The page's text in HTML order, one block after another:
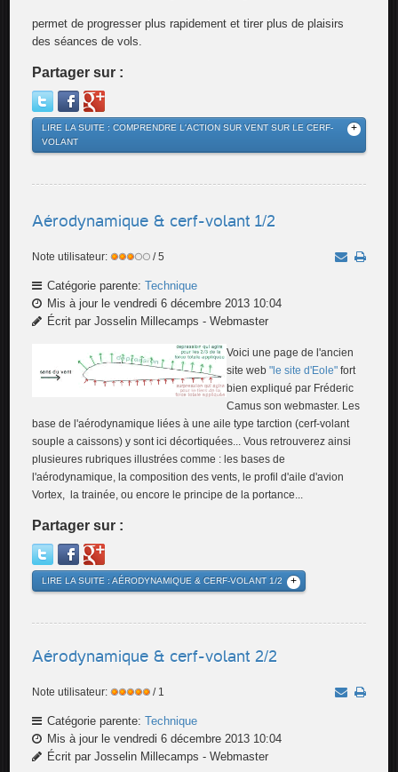
permet de progresser plus rapidement et tirer plus de plaisirs
des séances de vols.
Partager sur :
LIRE LA SUITE : COMPRENDRE L'ACTION SUR VENT SUR LE CERF-
VOLANT
Aérodynamique & cerf-volant 1/2
Note utilisateur: / 5
Catégorie parente:Technique
Mis à jour le vendredi 6 décembre 2013 10:04
Écrit par Josselin Millecamps - Webmaster
Voici une page de l'ancien
site web"le site d'Eole" fort
bien expliqué par Fréderic
Camus son webmaster. Les
base de l'aérodynamique liées à une aile type tarction (cerf-volant
souple a caissons) y sont ici décortiquées... Vous retrouverez ainsi
plusieures rubriques illustrées comme : les bases de
l'aérodynamique, la composition des vents, le profil d'aile d'avion
Vortex, la trainée, ou encore le principe de la portance...
Partager sur :
LIRE LA SUITE : AÉRODYNAMIQUE & CERF-VOLANT 1/2
Aérodynamique & cerf-volant 2/2
Note utilisateur: / 1
Catégorie parente:Technique
Mis à jour le vendredi 6 décembre 2013 10:04
Écrit par Josselin Millecamps - Webmaster